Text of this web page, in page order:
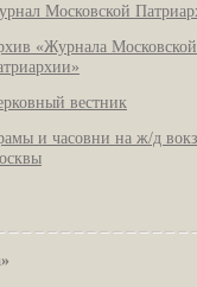
Московской
«Журнала Московской
вестник
и часовни на ж/д